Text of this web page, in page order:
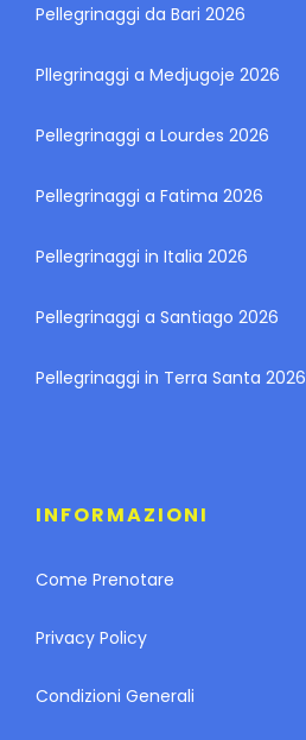
Pellegrinaggi da Bari 2026
Pllegrinaggi a Medjugoje 2026
Pellegrinaggi a Lourdes 2026
Pellegrinaggi a Fatima 2026
Pellegrinaggi in Italia 2026
Pellegrinaggi a Santiago 2026
Pellegrinaggi in Terra Santa 2026
INFORMAZIONI
Come Prenotare
Privacy Policy
Condizioni Generali